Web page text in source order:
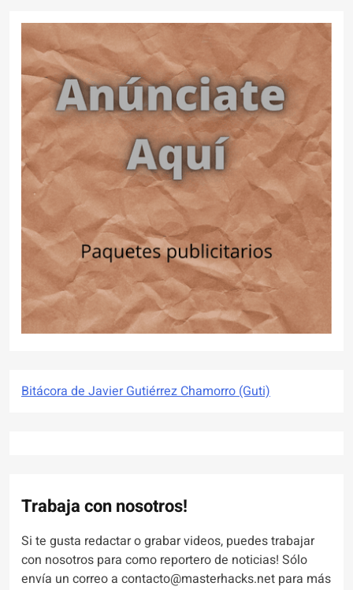
Bitácora de Javier Gutiérrez Chamorro (Guti)
Trabaja con nosotros!
Si te gusta redactar o grabar videos, puedes trabajar
con nosotros para como reportero de noticias! Sólo
envía un correo a contacto@masterhacks.net para más